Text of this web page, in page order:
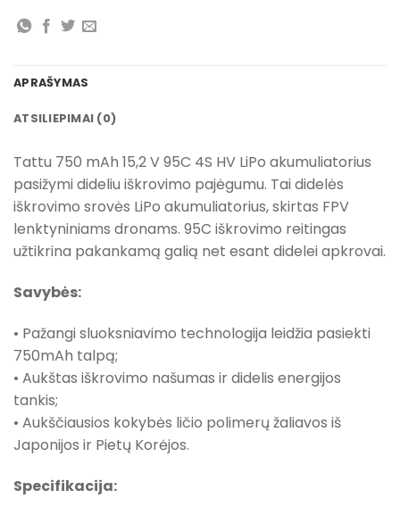
APRAŠYMAS
ATSILIEPIMAI (0)
Tattu 750 mAh 15,2 V 95C 4S HV LiPo akumuliatorius
pasižymi dideliu iškrovimo pajėgumu. Tai didelės
iškrovimo srovės LiPo akumuliatorius, skirtas FPV
lenktyniniams dronams. 95C iškrovimo reitingas
užtikrina pakankamą galią net esant didelei apkrovai.
Savybės:
• Pažangi sluoksniavimo technologija leidžia pasiekti
750mAh talpą;
• Aukštas iškrovimo našumas ir didelis energijos
tankis;
• Aukščiausios kokybės ličio polimerų žaliavos iš
Japonijos ir Pietų Korėjos.
Specifikacija: